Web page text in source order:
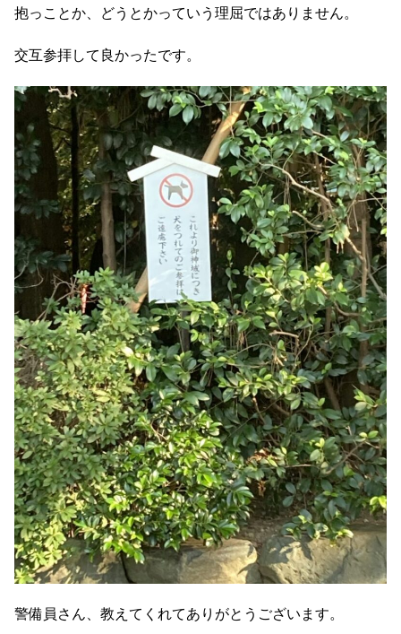
抱っことか、どうとかっていう理屈ではありません。
交互参拝して良かったです。
警備員さん、教えてくれてありがとうございます。